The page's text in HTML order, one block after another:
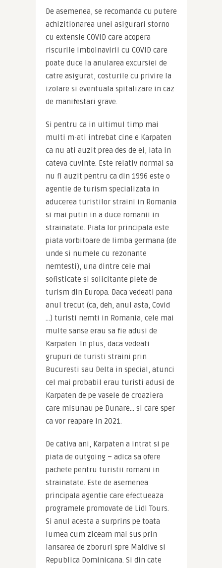
De asemenea, se recomanda cu putere
achizitionarea unei asigurari storno
cu extensie COVID care acopera
riscurile imbolnavirii cu COVID care
poate duce la anularea excursiei de
catre asigurat, costurile cu privire la
izolare si eventuala spitalizare in caz
de manifestari grave.
Si pentru ca in ultimul timp mai
multi m-ati intrebat cine e Karpaten
ca nu ati auzit prea des de ei, iata in
cateva cuvinte. Este relativ normal sa
nu fi auzit pentru ca din 1996 este o
agentie de turism specializata in
aducerea turistilor straini in Romania
si mai putin in a duce romanii in
strainatate. Piata lor principala este
piata vorbitoare de limba germana (de
unde si numele cu rezonante
nemtesti), una dintre cele mai
sofisticate si solicitante piete de
turism din Europa. Daca vedeati pana
anul trecut (ca, deh, anul asta, Covid
…) turisti nemti in Romania, cele mai
multe sanse erau sa fie adusi de
Karpaten. In plus, daca vedeati
grupuri de turisti straini prin
Bucuresti sau Delta in special, atunci
cel mai probabil erau turisti adusi de
Karpaten de pe vasele de croaziera
care misunau pe Dunare… si care sper
ca vor reapare in 2021.
De cativa ani, Karpaten a intrat si pe
piata de outgoing – adica sa ofere
pachete pentru turistii romani in
strainatate. Este de asemenea
principala agentie care efectueaza
programele promovate de Lidl Tours.
Si anul acesta a surprins pe toata
lumea cum ziceam mai sus prin
lansarea de zboruri spre Maldive si
Republica Dominicana. Si din cate